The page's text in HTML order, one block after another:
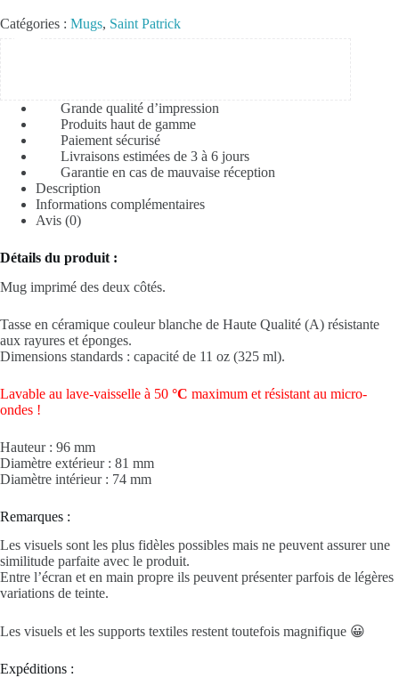
Patrick
Catégories : Mugs, Saint Patrick
Grande qualité d’impression
Produits haut de gamme
Paiement sécurisé
Livraisons estimées de 3 à 6 jours
Garantie en cas de mauvaise réception
Description
Informations complémentaires
Avis (0)
Détails du produit :
Mug imprimé des deux côtés.
Tasse en céramique couleur blanche de Haute Qualité (A) résistante
aux rayures et éponges.
Dimensions standards : capacité de 11 oz (325 ml).
Lavable au lave-vaisselle à 50 °C maximum et résistant au micro-
ondes !
Hauteur : 96 mm
Diamètre extérieur : 81 mm
Diamètre intérieur : 74 mm
Remarques :
Les visuels sont les plus fidèles possibles mais ne peuvent assurer une
similitude parfaite avec le produit.
Entre l’écran et en main propre ils peuvent présenter parfois de légères
variations de teinte.
Les visuels et les supports textiles restent toutefois magnifique 😀
Expéditions :